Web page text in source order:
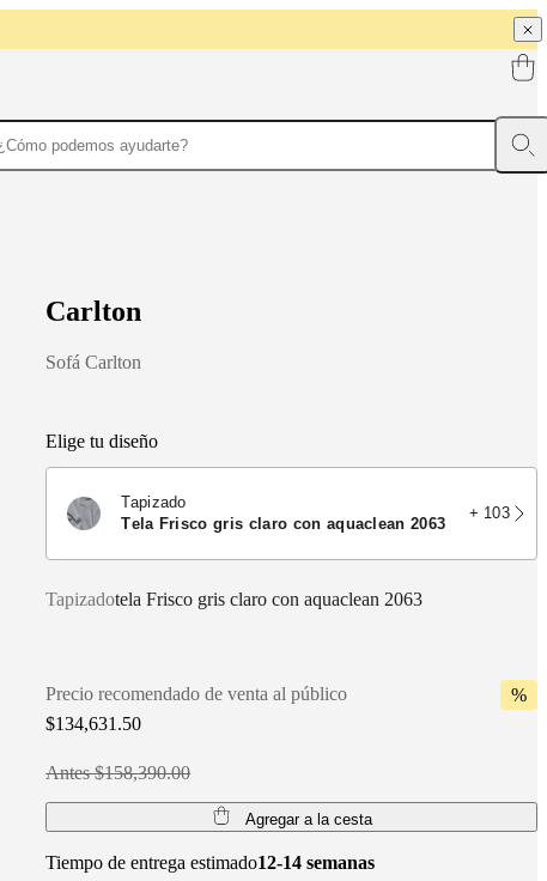
Carlton
Sofá Carlton
Elige tu diseño
Tapizado
tela Frisco gris claro con aquaclean 2063
+ 103
Tapizadotela Frisco gris claro con aquaclean 2063
Precio recomendado de venta al público
$134,631.50
Antes $158,390.00
%
Agregar a la cesta
Tiempo de entrega estimado12-14 semanas